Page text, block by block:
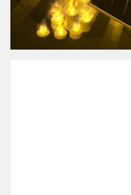
09927779040
شروع گفتگو
@Armteam_admin_por